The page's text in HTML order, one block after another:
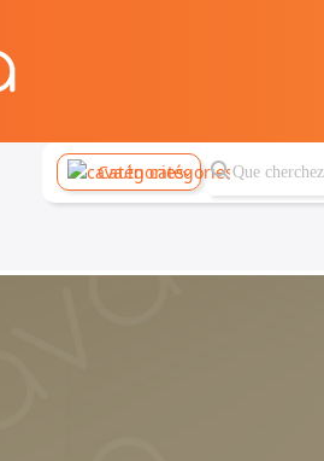
Catégories